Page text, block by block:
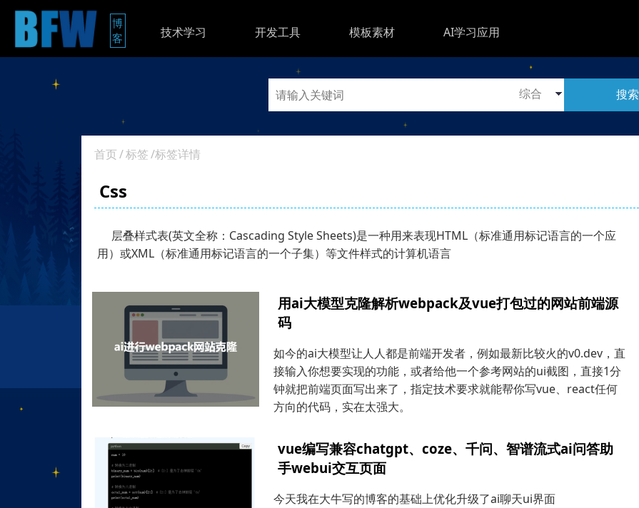
博
客
技术学习 开发工具 模板素材 AI学习应用
搜索
首页/标签/标签详情
Css
层叠样式表(英文全称：Cascading Style Sheets)是一种用来表现HTML（标准通用标记语言的一个应
用）或XML（标准通用标记语言的一个子集）等文件样式的计算机语言
用ai大模型克隆解析webpack及vue打包过的网站前端源
码
如今的ai大模型让人人都是前端开发者，例如最新比较火的v0.dev，直
接输入你想要实现的功能，或者给他一个参考网站的ui截图，直接1分
钟就把前端页面写出来了，指定技术要求就能帮你写vue、react任何
方向的代码，实在太强大。
vue编写兼容chatgpt、coze、千问、智谱流式ai问答助
手webui交互页面
今天我在大牛写的博客的基础上优化升级了ai聊天ui界面